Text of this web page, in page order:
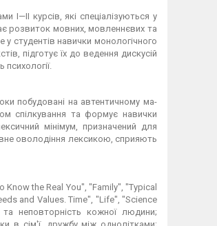
I—II курсів, які спеціалізуються у
розвиток мовних, мов­леннєвих та
студентів навички моно­логічного
підготує їх до ведення дис­кусій
побудовані на автентичному ма­
спілкування та формує навички
мінімум, призначений для
оволодіння лексикою, сприяють
the Real You", "Family", "Typical
and Values. Time", "Life", "Science
неповторність кожної людини;